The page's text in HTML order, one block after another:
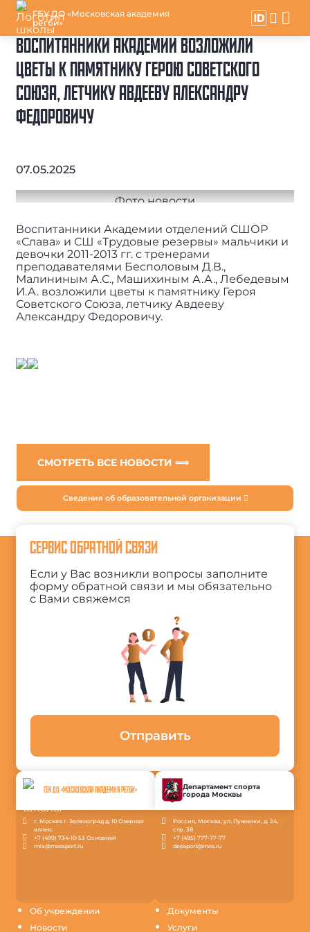
ГБУ ДО «Московская академия
регби»
ВОСПИТАННИКИ АКАДЕМИИ ВОЗЛОЖИЛИ
ЦВЕТЫ К ПАМЯТНИКУ ГЕРОЮ СОВЕТСКОГО
СОЮЗА, ЛЕТЧИКУ АВДЕЕВУ АЛЕКСАНДРУ
ФЕДОРОВИЧУ
07.05.2025
Воспитанники Академии отделений СШОР
«Слава» и СШ «Трудовые резервы» мальчики и
девочки 2011-2013 гг. с тренерами
преподавателями Бесполовым Д.В.,
Малининым А.С., Машихиным А.А., Лебедевым
И.А. возложили цветы к памятнику Героя
Советского Союза, летчику Авдееву
Александру Федоровичу.
СМОТРЕТЬ ВСЕ НОВОСТИ ⟹
Сведения об образовательной организации
Об учреждении
Новости
Документы
Услуги
СЕРВИС ОБРАТНОЙ СВЯЗИ
Если у Вас возникли вопросы заполните
форму обратной связи и мы обязательно
с Вами свяжемся
Отправить
ГБУ ДО «МОСКОВСКАЯ АКАДЕМИЯ РЕГБИ»
г. Москва г. Зеленоград д. 10 Озерная
аллея;
+7 (499) 734-10-53 Основной
mra@mossport.ru
Департамент спорта
города Москвы
Россия, Москва, ул. Лужники, д. 24,
стр. 38
+7 (495) 777-77-77
depsport@mos.ru